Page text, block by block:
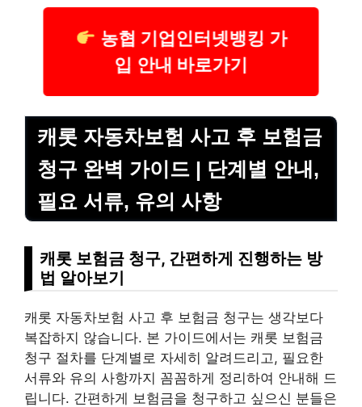
농협 기업인터넷뱅킹 가
입 안내 바로가기
캐롯 자동차보험 사고 후 보험금
청구 완벽 가이드 | 단계별 안내,
필요 서류, 유의 사항
캐롯 보험금 청구, 간편하게 진행하는 방
법 알아보기
캐롯 자동차보험 사고 후 보험금 청구는 생각보다
복잡하지 않습니다. 본 가이드에서는 캐롯 보험금
청구 절차를 단계별로 자세히 알려드리고, 필요한
서류와 유의 사항까지 꼼꼼하게 정리하여 안내해 드
립니다. 간편하게 보험금을 청구하고 싶으신 분들은